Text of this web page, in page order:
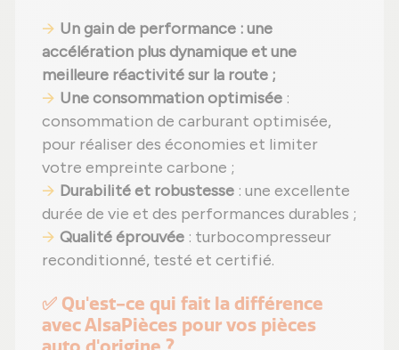
Un gain de performance : une
accélération plus dynamique et une
meilleure réactivité sur la route ;
Une consommation optimisée :
consommation de carburant optimisée,
pour réaliser des économies et limiter
votre empreinte carbone ;
Durabilité et robustesse : une excellente
durée de vie et des performances durables ;
Qualité éprouvée : turbocompresseur
reconditionné, testé et certifié.
✅ Qu'est-ce qui fait la différence
avec AlsaPièces pour vos pièces